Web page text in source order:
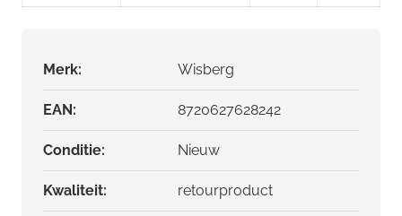
Merk: Wisberg
EAN: 8720627628242
Conditie: Nieuw
Kwaliteit: retourproduct